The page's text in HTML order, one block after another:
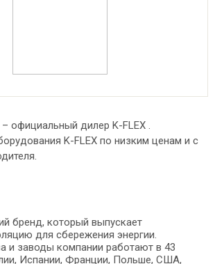
официальный дилер K-FLEX .
K-FLEX по низким ценам и с
бренд, который выпускает
для сбережения энергии.
и заводы компании работают в 43
Испании, Франции, Польше, США,